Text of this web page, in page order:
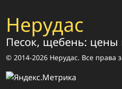
Нерудас
Песок, щебень: цены
© 2014-2026 Нерудас. Все